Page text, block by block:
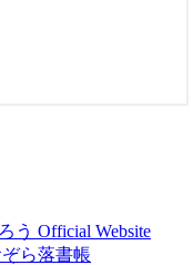
Official Website
ら落書帳